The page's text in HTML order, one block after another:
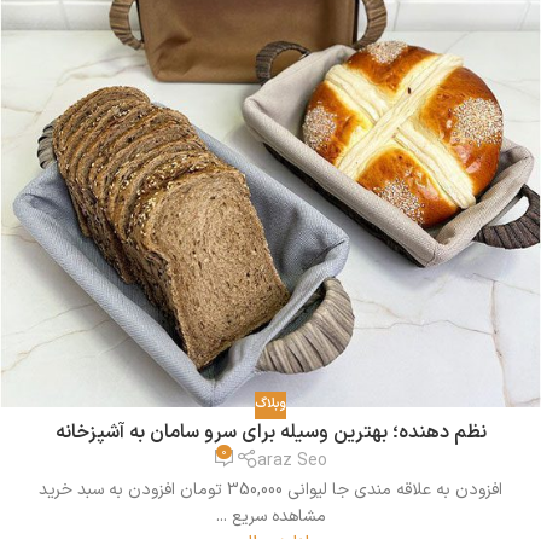
وبلاگ
نظم دهنده؛ بهترین وسیله برای سرو سامان به آشپزخانه
araz Seo
0
افزودن به علاقه مندی جا لیوانی 350,000 تومان افزودن به سبد خرید
مشاهده سریع ...